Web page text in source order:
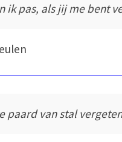
ik pas, als jij me bent
paard van stal